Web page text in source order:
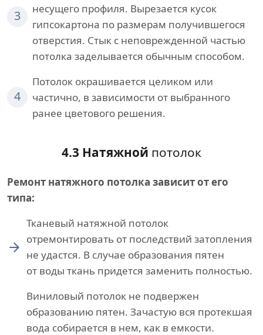
3
несущего профиля. Вырезается кусок
гипсокартона по размерам получившегося
отверстия. Стык с неповрежденной частью
потолка заделывается обычным способом.
4
Потолок окрашивается целиком или
частично, в зависимости от выбранного
ранее цветового решения.
4.3 Натяжной потолок
Ремонт натяжного потолка зависит от его
типа:
Тканевый натяжной потолок
отремонтировать от последствий затопления
не удастся. В случае образования пятен
от воды ткань придется заменить полностью.
Виниловый потолок не подвержен
образованию пятен. Зачастую вся протекшая
вода собирается в нем, как в емкости.